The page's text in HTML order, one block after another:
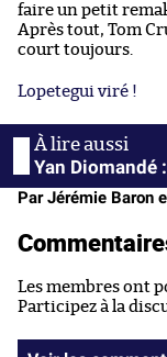
faire un petit
Après tout, Tom
court toujours.
Lopetegui viré !
Yan Diomandé
Par Jérémie Baron
Les membres ont
Participez à la